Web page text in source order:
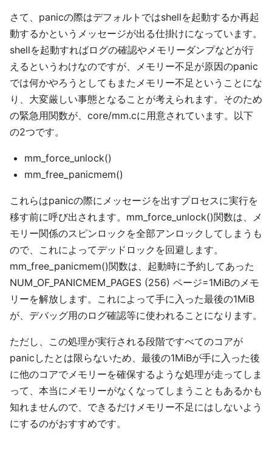
さて、panicの際はデフォルトではshellを起動するか再起
動するかというメッセージが出る仕掛けになっています。
shellを起動すればログの確認やメモリーダンプなどが行
えるというわけなのですが、メモリー不足が原因のpanic
では何かやろうとしてもまたメモリー不足ということにな
り、大変厳しい事態となることが考えられます。そのため
の緊急用関数が、core/mm.cに用意されています。以下
の2つです。
mm_force_unlock()
mm_free_panicmem()
これらはpanicの際にメッセージを出すプロセスに実行を
移す前に呼び出されます。mm_force_unlock()関数は、メ
モリー関係のスピンロックを全部アンロックしてしまうも
ので、これによってデッドロックを回避します。
mm_free_panicmem()関数は、起動時に予約してあった
NUM_OF_PANICMEM_PAGES (256) ページ=1MiBのメモ
リーを解放します。これによって手に入った最後の1MiB
が、デバッグ用のログ確認等に使われることになります。
ただし、この処理が実行される段階ですべてのコアが
panicしたとは限らないため、最後の1MiBが手に入った後
に他のコアでメモリーを確保するような処理が走ってしま
って、本当にメモリーがなくなってしまうこともあるかも
知れませんので、できるだけメモリー不足にはしないよう
にするのがおすすめです。